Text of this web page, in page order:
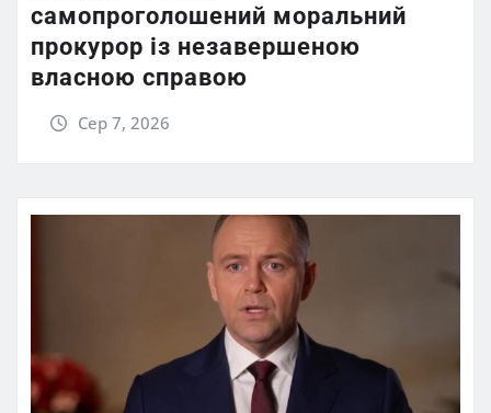
самопроголошений моральний
прокурор із незавершеною
власною справою
Сер 7, 2026